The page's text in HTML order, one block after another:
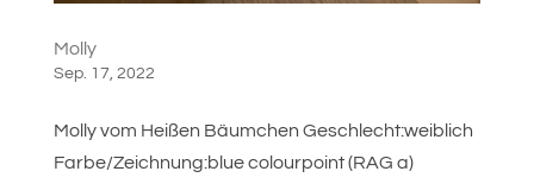
Molly
Sep. 17, 2022
Molly vom Heißen Bäumchen Geschlecht:weiblich
Farbe/Zeichnung:blue colourpoint (RAG a)